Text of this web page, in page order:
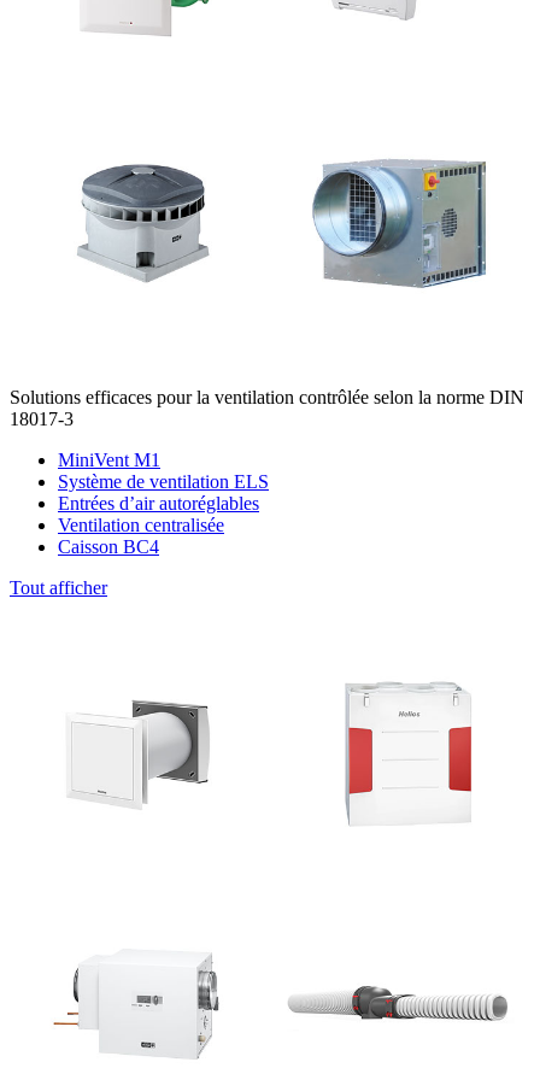
Solutions efficaces pour la ventilation contrôlée selon la norme DIN
18017-3
MiniVent M1
Système de ventilation ELS
Entrées d’air autoréglables
Ventilation centralisée
Caisson BC4
Tout afficher